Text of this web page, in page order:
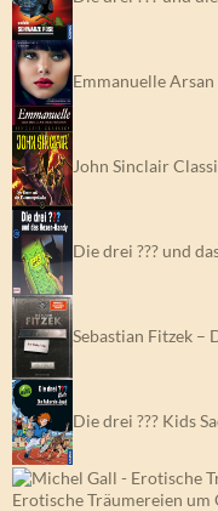
Emmanuelle
John Sinclair
Die drei ??? und
Sebastian Fitzek –
Die drei ??? Kids
Erotische Träumereien um